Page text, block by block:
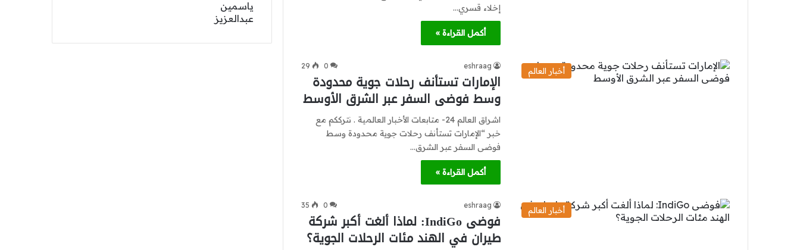
إخلاء قسري…
أكمل القراءة »
أخبار العالم
eshraag
0
29
الإمارات تستأنف رحلات جوية محدودة
وسط فوضى السفر عبر الشرق الأوسط
اشراق العالم 24- متابعات الأخبار العالمية . نترككم مع
خبر “الإمارات تستأنف رحلات جوية محدودة وسط
فوضى السفر عبر الشرق…
أكمل القراءة »
أخبار العالم
eshraag
0
35
فوضى IndiGo: لماذا ألغت أكبر شركة
طيران في الهند مئات الرحلات الجوية؟